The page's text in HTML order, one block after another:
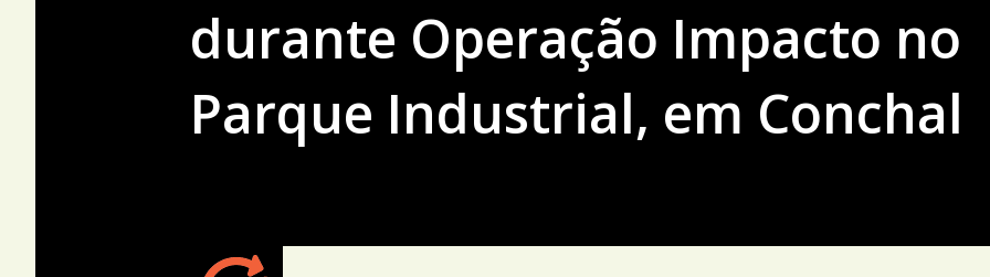
durante Operação Impacto no
Parque Industrial, em Conchal